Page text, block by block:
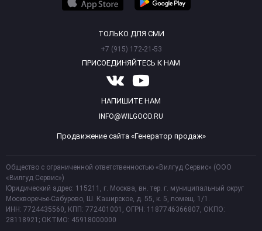
ТОЛЬКО ДЛЯ СМИ
+7 (915) 172-21-53
ПРИСОЕДИНЯЙТЕСЬ К НАМ
НАПИШИТЕ НАМ
INFO@WILGOOD.RU
Продвижение сайта «Генератор продаж»
Общество с ограниченной ответственностью «Вилгуд Сервис» (ООО
«Вилгуд Сервис»)
Юридический адрес: 115211, г. Москва, вн. тер. г. муниципальный округ
Москворечье-Сабурово, Ш. Каширское, д. 55, к. 5, помещ. 1/1.
ИНН: 7724435560, КПП: 772401001, ОГРН: 1187746366807, ОКПО:
28118921; ОКТМО: 45918000000